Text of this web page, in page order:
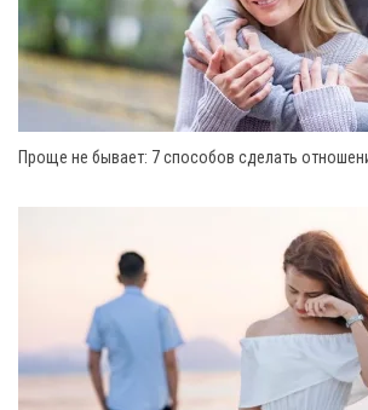
Проще не бывает: 7 способов сделать